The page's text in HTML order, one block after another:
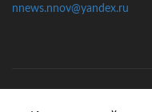
nnews.nnov@yandex.ru